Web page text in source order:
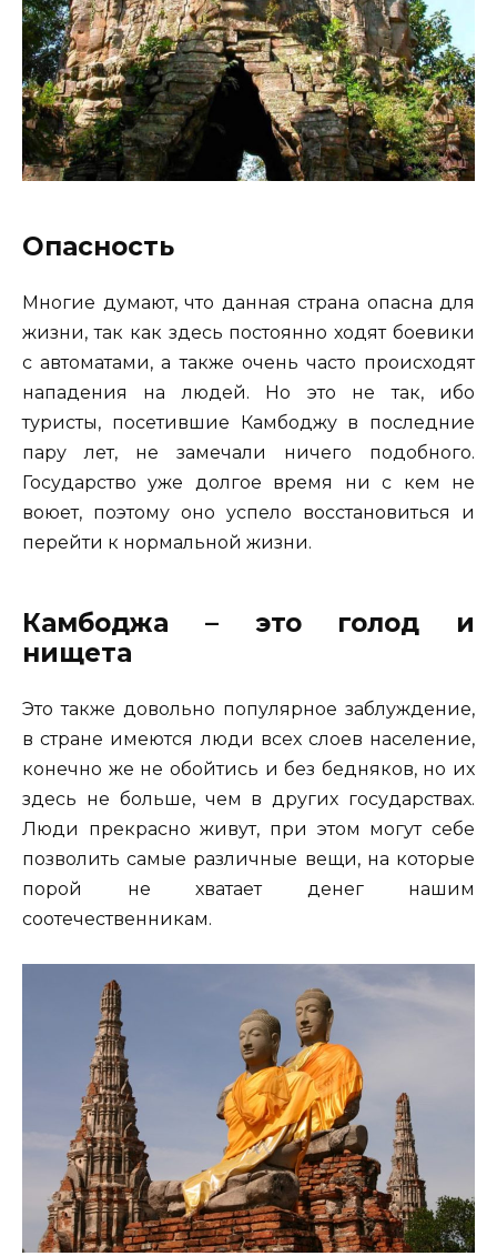
Опасность
Многие думают, что данная страна опасна для
жизни, так как здесь постоянно ходят боевики
с автоматами, а также очень часто происходят
нападения на людей. Но это не так, ибо
туристы, посетившие Камбоджу в последние
пару лет, не замечали ничего подобного.
Государство уже долгое время ни с кем не
воюет, поэтому оно успело восстановиться и
перейти к нормальной жизни.
Камбоджа – это голод и
нищета
Это также довольно популярное заблуждение,
в стране имеются люди всех слоев население,
конечно же не обойтись и без бедняков, но их
здесь не больше, чем в других государствах.
Люди прекрасно живут, при этом могут себе
позволить самые различные вещи, на которые
порой не хватает денег нашим
соотечественникам.